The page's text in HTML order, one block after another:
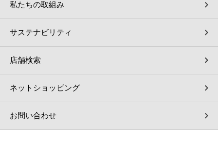
私たちの取組み
サステナビリティ
店舗検索
ネットショッピング
お問い合わせ